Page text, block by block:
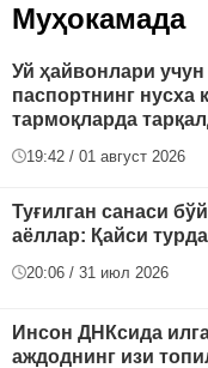
Муҳокамада
Уй ҳайвонлари
паспортнинг нусха
тармоқларда
19:42 / 01 август 2026
Туғилган санаси
аёллар: Қайси
20:06 / 31 июл 2026
Инсон ДНКсида
аждоднинг изи